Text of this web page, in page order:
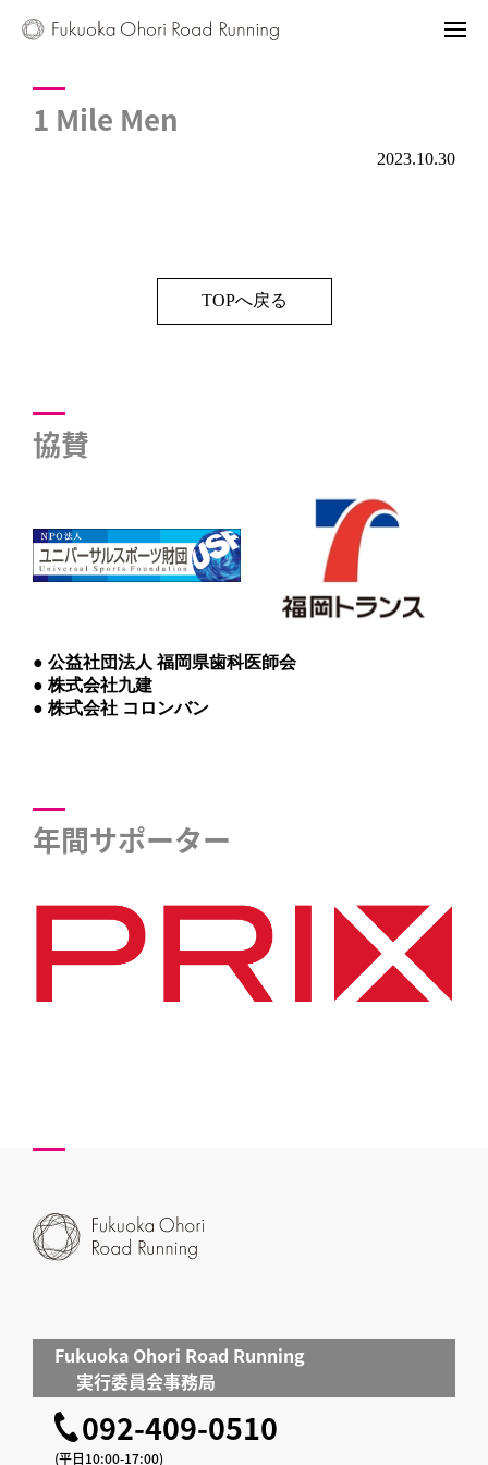
1 Mile Men
2023.10.30
TOPへ戻る
協賛
● 公益社団法人 福岡県歯科医師会
● 株式会社九建
● 株式会社 コロンバン
年間サポーター
Fukuoka Ohori Road Running
実行委員会事務局
092-409-0510
(平日10:00-17:00)